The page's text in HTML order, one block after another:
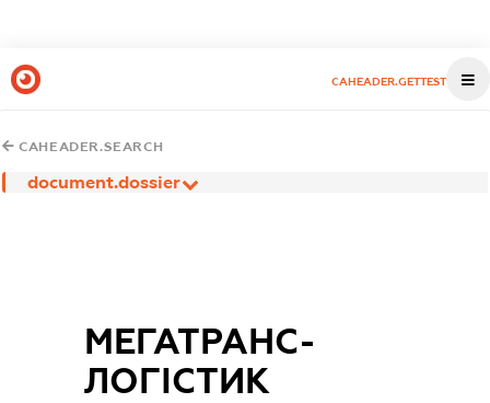
CAHEADER.GETTEST
CAHEADER.SEARCH
document.dossier
МЕГАТРАНС-
ЛОГІСТИК